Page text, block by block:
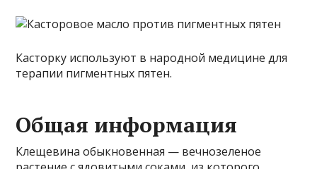
Касторку используют в народной медицине для
терапии пигментных пятен.
Общая информация
Клещевина обыкновенная — вечнозеленое